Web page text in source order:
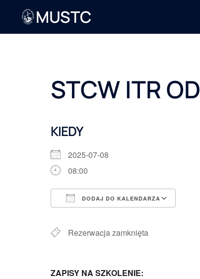
MUSTC
STCW ITR
KIEDY
2025-07-08
08:00
DODAJ DO KALENDARZA
Rezerwacja zamknięta
ZAPISY NA SZKOLENIE: